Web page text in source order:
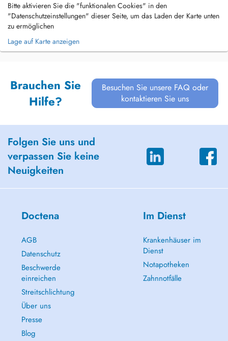
Bitte aktivieren Sie die "funktionalen Cookies" in den
"Datenschutzeinstellungen" dieser Seite, um das Laden der Karte unten
zu ermöglichen
Lage auf Karte anzeigen
Brauchen Sie
Hilfe?
Besuchen Sie unsere FAQ oder
kontaktieren Sie uns
Folgen Sie uns und
verpassen Sie keine
Neuigkeiten
Doctena
AGB
Datenschutz
Beschwerde
einreichen
Streitschlichtung
Über uns
Presse
Blog
Im Dienst
Krankenhäuser im
Dienst
Notapotheken
Zahnnotfälle